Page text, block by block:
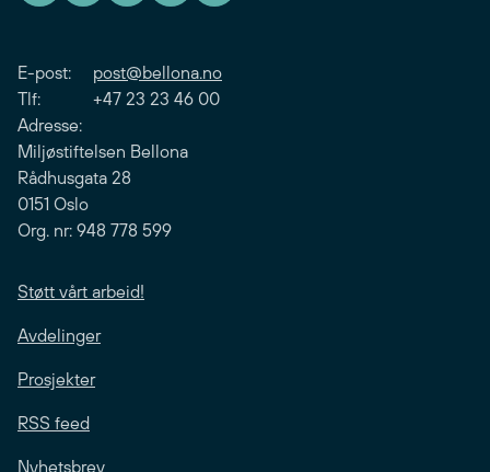
E-post: post@bellona.no
Tlf: +47 23 23 46 00
Adresse:
Miljøstiftelsen Bellona
Rådhusgata 28
0151 Oslo
Org. nr: 948 778 599
Støtt vårt arbeid!
Avdelinger
Prosjekter
RSS feed
Nyhetsbrev